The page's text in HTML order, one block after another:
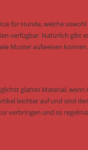
für Hunde, welche
verfügbar. Natürlich gibt
Muster aufweisen können.
glattes Material,
leichter auf und sind
verbringen und so